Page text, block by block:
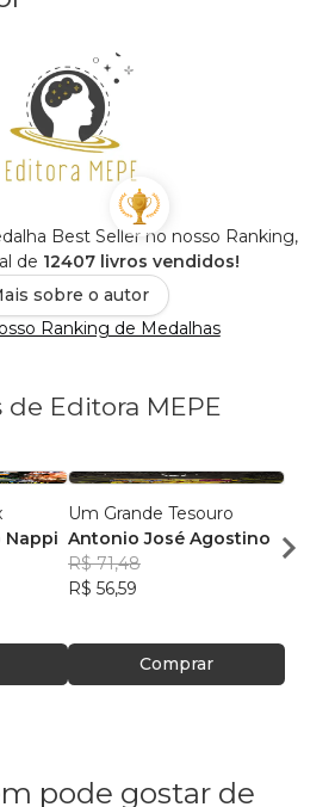
Best Seller no nosso Ranking,
de 12407 livros vendidos!
sobre o autor
Ranking de Medalhas
Editora MEPE
Nappi
Um Grande Tesouro
Antonio José Agostino
R$ 71,48
R$ 56,59
Comprar
R$
pode gostar de